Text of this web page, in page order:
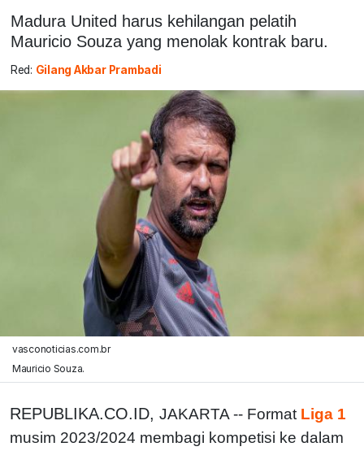
Madura United harus kehilangan pelatih
Mauricio Souza yang menolak kontrak baru.
Red: Gilang Akbar Prambadi
vasconoticias.com.br
Mauricio Souza.
REPUBLIKA.CO.ID, JAKARTA -- Format Liga 1
musim 2023/2024 membagi kompetisi ke dalam